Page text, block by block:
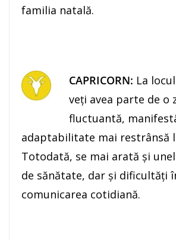
familia natală.
CAPRICORN: La
veţi avea parte de o
fluctuantă,
adaptabilitate mai restrânsă
Totodată, se mai arată şi
de sănătate, dar şi dificultăţi
comunicarea cotidiană.